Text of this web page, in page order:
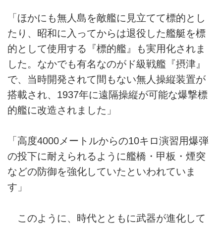
「ほかにも無人島を敵艦に見立てて標的とし
たり、昭和に入ってからは退役した艦艇を標
的として使用する『標的艦』も実用化されま
した。なかでも有名なのがド級戦艦『摂津』
で、当時開発されて間もない無人操縦装置が
搭載され、1937年に遠隔操縦が可能な爆撃標
的艦に改造されました」
「高度4000メートルからの10キロ演習用爆弾
の投下に耐えられるように艦橋・甲板・煙突
などの防御を強化していたといわれていま
す」
このように、時代とともに武器が進化して